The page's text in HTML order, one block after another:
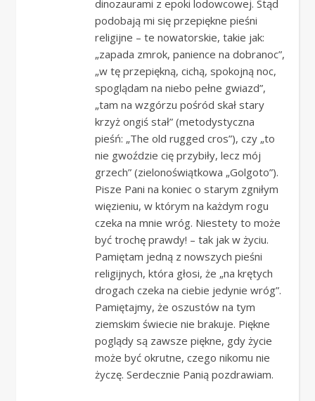
dinozaurami z epoki lodowcowej. Stąd
podobają mi się przepiękne pieśni
religijne – te nowatorskie, takie jak:
„zapada zmrok, panience na dobranoc”,
„w tę przepiękną, cichą, spokojną noc,
spoglądam na niebo pełne gwiazd”,
„tam na wzgórzu pośród skał stary
krzyż ongiś stał” (metodystyczna
pieśń: „The old rugged cros”), czy „to
nie gwoździe cię przybiły, lecz mój
grzech” (zielonoświątkowa „Golgoto”).
Pisze Pani na koniec o starym zgniłym
więzieniu, w którym na każdym rogu
czeka na mnie wróg. Niestety to może
być trochę prawdy! – tak jak w życiu.
Pamiętam jedną z nowszych pieśni
religijnych, która głosi, że „na krętych
drogach czeka na ciebie jedynie wróg”.
Pamiętajmy, że oszustów na tym
ziemskim świecie nie brakuje. Piękne
poglądy są zawsze piękne, gdy życie
może być okrutne, czego nikomu nie
życzę. Serdecznie Panią pozdrawiam.